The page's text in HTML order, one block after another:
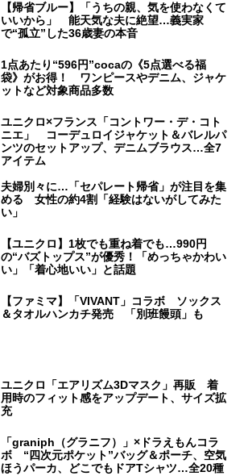
【帰省ブルー】「うちの親、気を使わなくて
いいから」 能天気な夫に絶望…義実家
で“孤立”した36歳妻の本音
1点あたり“596円”cocaの《5点選べる福
袋》がお得！ ワンピースやデニム、ジャケ
ットなど対象商品多数
ユニクロ×フランス「コントワー・デ・コト
ニエ」 コーデュロイジャケット＆バレルパ
ンツのセットアップ、デニムブラウス…全7
アイテム
夫婦別々に…「セパレート帰省」が注目を集
める 女性の約4割「経験はないがしてみた
い」
【ユニクロ】1枚でも重ね着でも…990円
の“バズトップス”が優秀！「めっちゃかわい
い」「着心地いい」と話題
【ファミマ】「VIVANT」コラボ ソックス
＆タオルハンカチ発売 「別班饅頭」も
ユニクロ「エアリズム3Dマスク」再販 着
用時のフィット感をアップデート、サイズ拡
充
「graniph（グラニフ）」×ドラえもんコラ
ボ “四次元ポケット”バッグ＆ポーチ、空気
ほうパーカ、どこでもドアTシャツ…全20種